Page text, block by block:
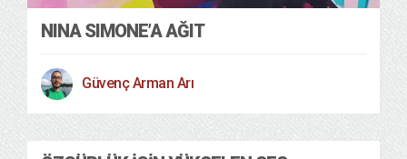
NINA SIMONE’A AĞIT
Güvenç Arman Arı